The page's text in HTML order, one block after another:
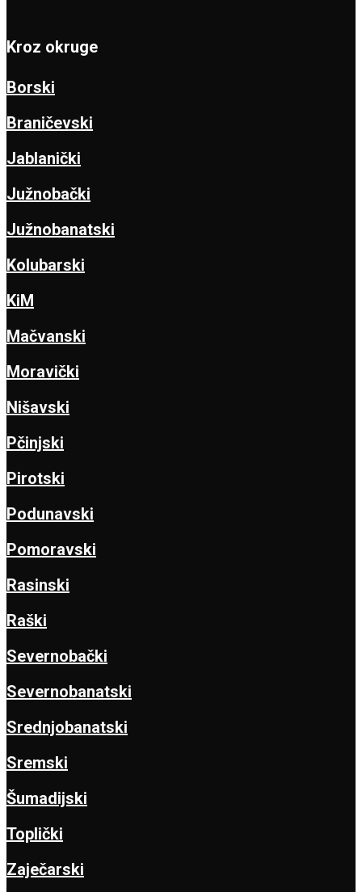
Kroz okruge
Borski
Braničevski
Jablanički
Južnobački
Južnobanatski
Kolubarski
KiM
Mačvanski
Moravički
Nišavski
Pčinjski
Pirotski
Podunavski
Pomoravski
Rasinski
Raški
Severnobački
Severnobanatski
Srednjobanatski
Sremski
Šumadijski
Toplički
Zaječarski